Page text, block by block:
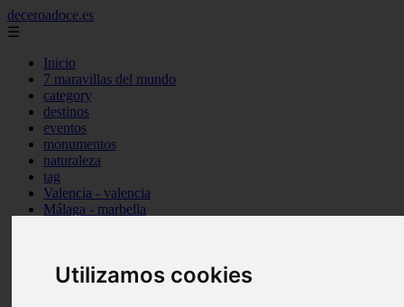
Utilizamos cookies
deceroadoce.es
☰
Inicio
7 maravillas del mundo
category
destinos
eventos
monumentos
naturaleza
tag
Valencia - valencia
Málaga - marbella
Santa-cruz-de-tenerife - santiago-del-teide